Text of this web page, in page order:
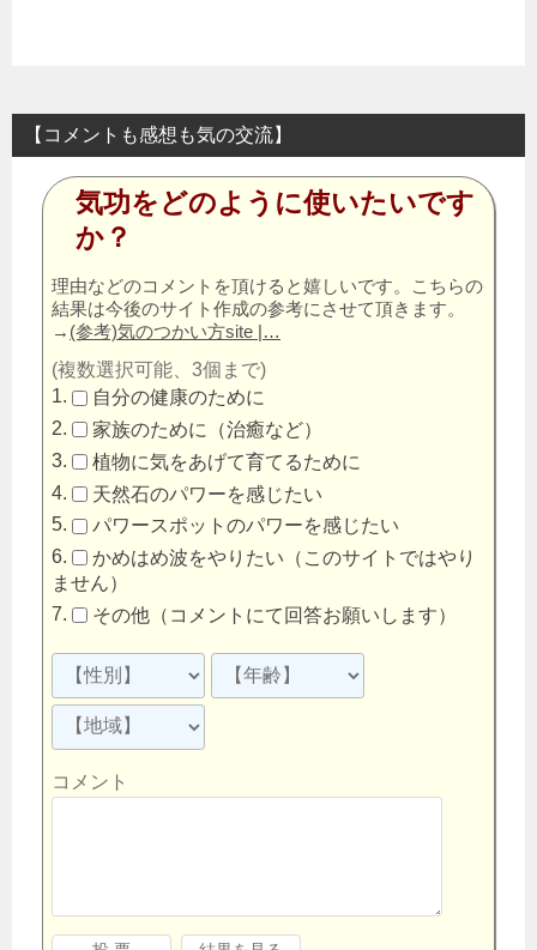
【コメントも感想も気の交流】
気功をどのように使いたいです
か？
理由などのコメントを頂けると嬉しいです。こちらの
結果は今後のサイト作成の参考にさせて頂きます。
→ (参考)気のつかい方site |…
(複数選択可能、3個まで)
自分の健康のために
家族のために（治癒など）
植物に気をあげて育てるために
天然石のパワーを感じたい
パワースポットのパワーを感じたい
かめはめ波をやりたい（このサイトではやり
ません）
その他（コメントにて回答お願いします）
コメント